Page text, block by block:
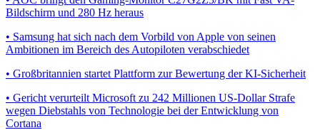
Bildschirm und 280 Hz heraus
• Samsung hat sich nach dem Vorbild von Apple von seinen
Ambitionen im Bereich des Autopiloten verabschiedet
• Großbritannien startet Plattform zur Bewertung der KI-Sicherheit
• Gericht verurteilt Microsoft zu 242 Millionen US-Dollar Strafe
wegen Diebstahls von Technologie bei der Entwicklung von
Cortana